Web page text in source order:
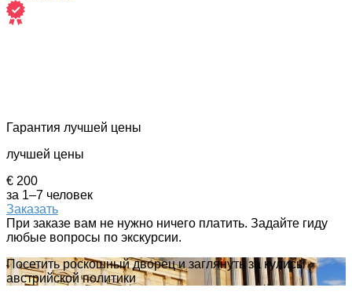
Гарантия лучшей цены
лучшей цены
€ 200
за 1–7 человек
Заказать
При заказе вам не нужно ничего платить. Задайте гиду
любые вопросы по экскурсии.
Посетить роскошный дворец и заглянуть за кулисы
австрийской политики